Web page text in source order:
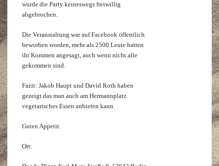
wurde die Party keineswegs freiwillig
abgebrochen.
Die Veranstaltung war auf Facebook öffentlich
beworben worden, mehr als 2500 Leute hatten
ihr Kommen angesagt, auch wenn nicht alle
gekommen sind.
Fazit: Jakob Haupt und David Roth haben
gezeigt das man auch am Hermannplatz
vegetarisches Essen anbieten kann.
Guten Appetit.
Ort: